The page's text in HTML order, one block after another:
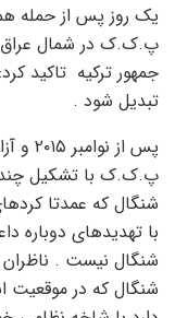
یک روز پس از حمله
پ.ک.ک در شمال عراق
جمهور ترکیه تاکید
تبدیل شود .
پس
پ.ک.ک با تشکیل
شنگال که عمدتا
با تهدیدهای دوباره
شنگال نیست .
شنگال که در موقعیت